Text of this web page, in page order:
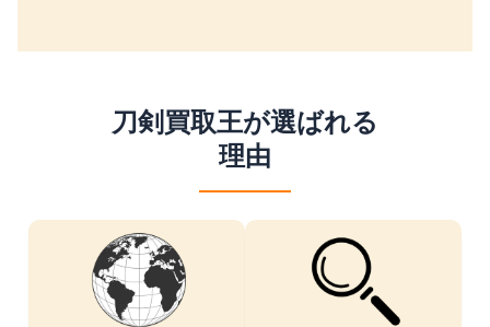
刀剣買取王が選ばれる
理由